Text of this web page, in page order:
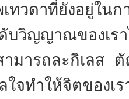
ทวดาที่ยังอยู่ใน
บวิญญาณของเรา
ามารถละกิเลส
ใจทำให้จิตของเ